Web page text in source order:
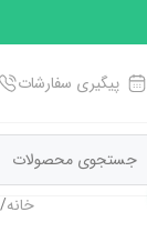
پیگیری سفارشات
خانه